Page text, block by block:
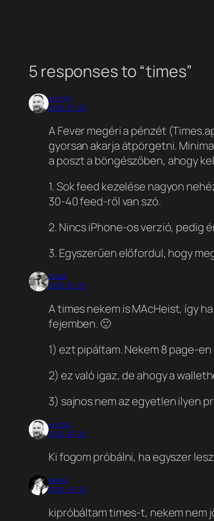
5 responses to “times”
wyctim
2009-07-29
A Fever megéri a pénzét
gyorsan akarja átpörgetni.
a poszt a böngészőben, ahogy
1. Sok feed kezelése nagyon
30-40 feed-ről van szó.
2. Nincs iPhone-os verzió, pedig
3. Egyszerűen előfordul, hogy
kobak
2009-07-29
A times nekem is MAcHeist, így
fejemben. 🙂
1) ezt pipáltam. Nekem 8 page-
2) ez való igaz, de ahogy a
3) sajnos nem az egyetlen ilyen
wyctim
2009-07-29
Ki fogom próbálni, ha egyszer
eMeM
2009-07-29
kipróbáltam times-t, nekem nem